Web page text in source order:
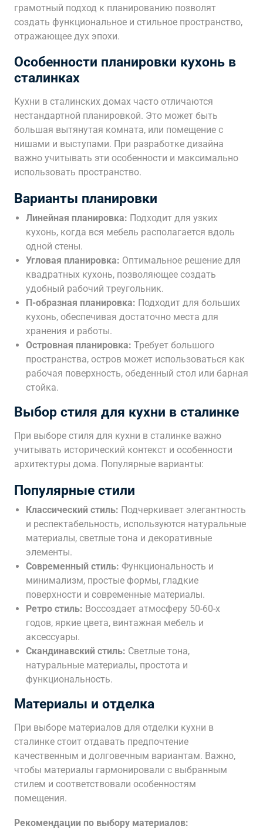
грамотный подход к планированию позволят
создать функциональное и стильное пространство,
отражающее дух эпохи.
Особенности планировки кухонь в
сталинках
Кухни в сталинских домах часто отличаются
нестандартной планировкой. Это может быть
большая вытянутая комната, или помещение с
нишами и выступами. При разработке дизайна
важно учитывать эти особенности и максимально
использовать пространство.
Варианты планировки
Линейная планировка: Подходит для узких
кухонь, когда вся мебель располагается вдоль
одной стены.
Угловая планировка: Оптимальное решение для
квадратных кухонь, позволяющее создать
удобный рабочий треугольник.
П-образная планировка: Подходит для больших
кухонь, обеспечивая достаточно места для
хранения и работы.
Островная планировка: Требует большого
пространства, остров может использоваться как
рабочая поверхность, обеденный стол или барная
стойка.
Выбор стиля для кухни в сталинке
При выборе стиля для кухни в сталинке важно
учитывать исторический контекст и особенности
архитектуры дома. Популярные варианты:
Популярные стили
Классический стиль: Подчеркивает элегантность
и респектабельность, используются натуральные
материалы, светлые тона и декоративные
элементы.
Современный стиль: Функциональность и
минимализм, простые формы, гладкие
поверхности и современные материалы.
Ретро стиль: Воссоздает атмосферу 50-60-х
годов, яркие цвета, винтажная мебель и
аксессуары.
Скандинавский стиль: Светлые тона,
натуральные материалы, простота и
функциональность.
Материалы и отделка
При выборе материалов для отделки кухни в
сталинке стоит отдавать предпочтение
качественным и долговечным вариантам. Важно,
чтобы материалы гармонировали с выбранным
стилем и соответствовали особенностям
помещения.
Рекомендации по выбору материалов: